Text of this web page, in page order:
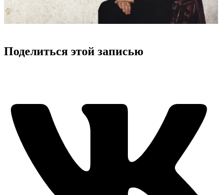
Поделиться этой записью